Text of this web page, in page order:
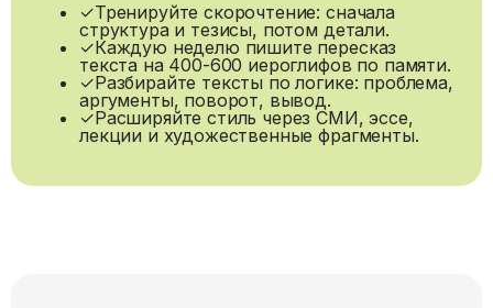
✓Тренируйте скорочтение: сначала
структура и тезисы, потом детали.
✓Каждую неделю пишите пересказ
текста на 400-600 иероглифов по памяти.
✓Разбирайте тексты по логике: проблема,
аргументы, поворот, вывод.
✓Расширяйте стиль через СМИ, эссе,
лекции и художественные фрагменты.